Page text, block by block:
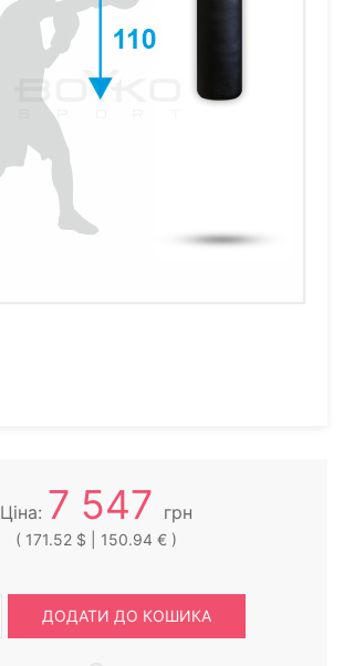
Ціна: 7 547 грн
( 171.52 $ | 150.94 € )
ДОДАТИ ДО КОШИКА